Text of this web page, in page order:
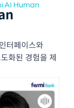
AI Human
터페이스와
화된 경험을 제